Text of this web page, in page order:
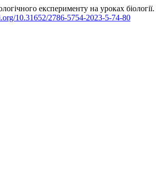
експерименту на уроках біології.
10.31652/2786-5754-2023-5-74-80